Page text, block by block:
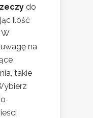
do
ilość
na
takie